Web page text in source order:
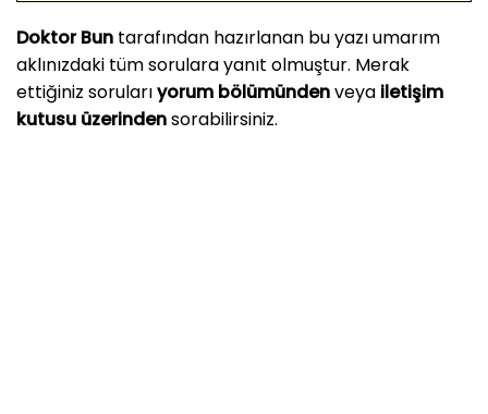
Doktor Bun tarafından hazırlanan bu yazı umarım
aklınızdaki tüm sorulara yanıt olmuştur. Merak
ettiğiniz sorularıyorum bölümündenveya iletişim
kutusu üzerindensorabilirsiniz.